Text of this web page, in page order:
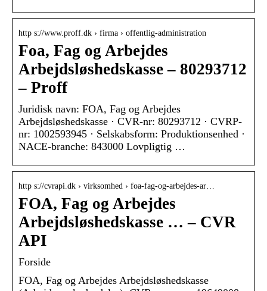
http s://www.proff.dk › firma › offentlig-administration
Foa, Fag og Arbejdes
Arbejdsløshedskasse – 80293712
– Proff
Juridisk navn: FOA, Fag og Arbejdes
Arbejdsløshedskasse · CVR-nr: 80293712 · CVRP-
nr: 1002593945 · Selskabsform: Produktionsenhed ·
NACE-branche: 843000 Lovpligtig …
http s://cvrapi.dk › virksomhed › foa-fag-og-arbejdes-ar…
FOA, Fag og Arbejdes
Arbejdsløshedskasse … – CVR
API
Forside
FOA, Fag og Arbejdes Arbejdsløshedskasse